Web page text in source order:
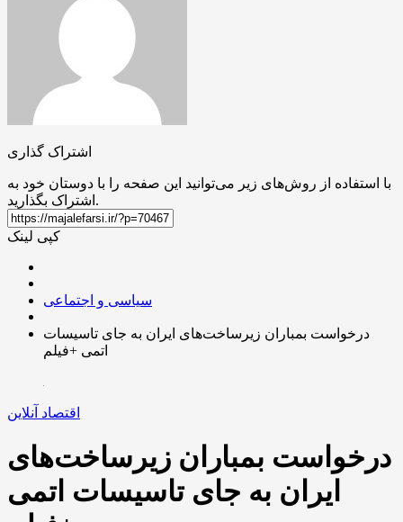
اشتراک گذاری
با استفاده از روش‌های زیر می‌توانید این صفحه را با دوستان خود به
اشتراک بگذارید.
کپی لینک
سیاسی و اجتماعی
درخواست بمباران زیرساخت‌های ایران به جای تاسیسات
اتمی +فیلم
اقتصاد آنلاین
درخواست بمباران زیرساخت‌های
ایران به جای تاسیسات اتمی